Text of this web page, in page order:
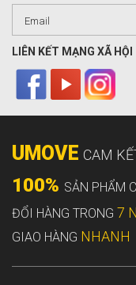
LIÊN KẾT MẠNG XÃ HỘI
UMOVE CAM
100% SẢN PHẨM
ĐỔI HÀNG TRONG 7
GIAO HÀNG NHANH